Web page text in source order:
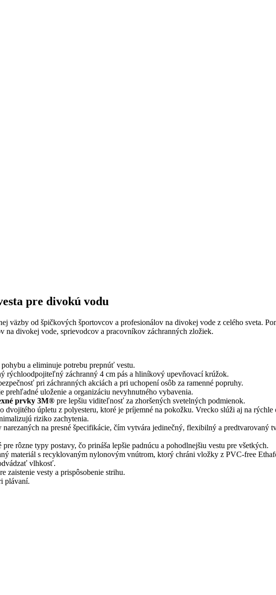
pre divokú vodu
väzby od špičkových športovcov a profesionálov na divokej vode z celého sveta.
na divokej vode, sprievodcov a pracovníkov záchranných zložiek.
a eliminuje potrebu prepnúť vestu.
rýchloodpojiteľný záchranný 4 cm pás a hliníkový upevňovací krúžok.
pri záchranných akciách a pri uchopení osôb za ramenné popruhy.
prehľadné uloženie a organizáciu nevyhnutného vybavenia.
prvky 3M® pre lepšiu viditeľnosť za zhoršených svetelných podmienok.
dvojitého úpletu z polyesteru, ktoré je príjemné na pokožku. Vrecko slúži aj na
riziko zachytenia.
na presné špecifikácie, čím vytvára jedinečný, flexibilný a predtvarovaný
rôzne typy postavy, čo prináša lepšie padnúcu a pohodlnejšiu vestu pre všetkých.
materiál s recyklovaným nylonovým vnútrom, ktorý chráni vložky z PVC-free
vlhkosť.
zaistenie vesty a prispôsobenie strihu.
plávaní.